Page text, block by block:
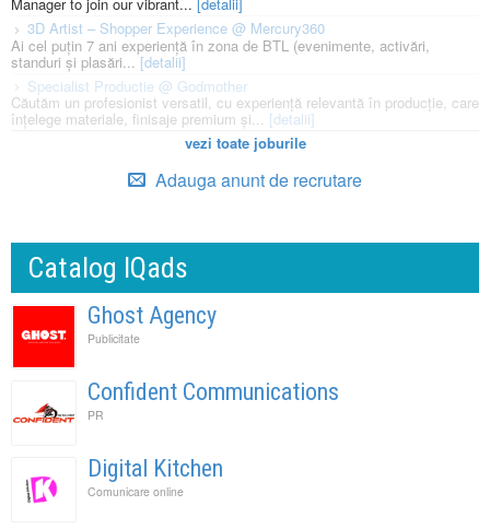
Manager to join our vibrant... [detalii]
3D Artist – Shopper Experience @ Mercury360
Ai cel puțin 7 ani experiență în zona de BTL (evenimente, activări,
standuri și plasări...[detalii]
Specialist Productie @ Godmother
Căutăm un profesionist versatil, cu experiență relevantă în producție, care
înțelege materiale, finisaje premium și... [detalii]
vezi toate joburile
Adauga anunt de recrutare
Catalog IQads
Ghost Agency
Publicitate
Confident Communications
PR
Digital Kitchen
Comunicare online